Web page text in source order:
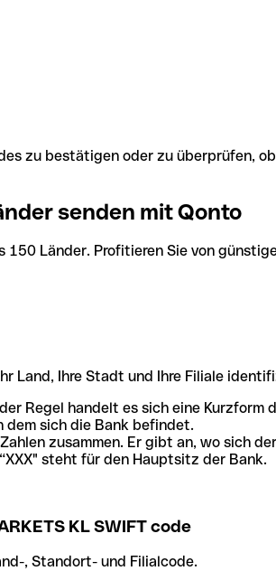
zu bestätigen oder zu überprüfen,
senden mit Qonto
Länder. Profitieren Sie von
Land, Ihre Stadt und Ihre Filiale
Regel handelt es sich eine Kurzform
dem sich die Bank befindet.
zusammen. Er gibt an, wo sich
steht für den Hauptsitz der Bank.
KL SWIFT code
, Standort- und Filialcode.